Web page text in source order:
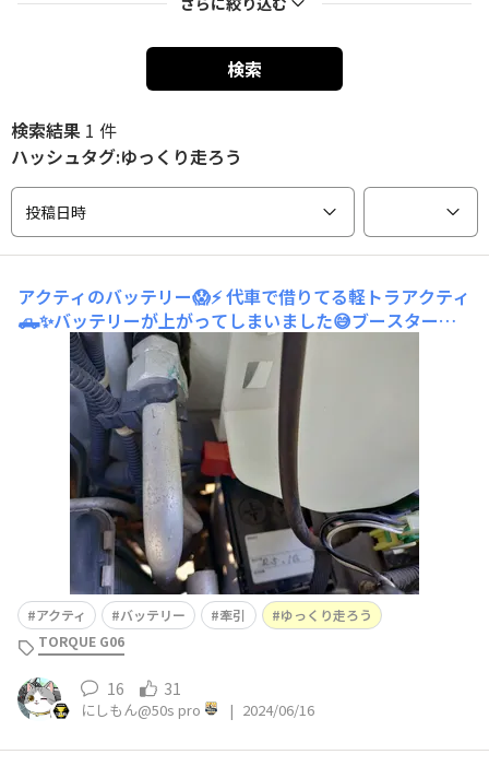
検索
検索結果 1 件
ハッシュタグ:ゆっくり走ろう
投稿日時
アクティのバッテリー😱⚡代車で借りてる軽トラアクティ
🛻✨バッテリーが上がってしまいました😅ブースターケ
ーブル繋げようとバッテリーを探しましたが見当たらない
💧色々探したら有りました❗フロントバンパーの奥😱💦ウ
ォッシャータンクの下です😱💦手が入らないのでネット
で調べたらタンクを外すとありました😱💦いいのかH◯N
DA❗❓まぁもう
アクティ バッテリー 牽引
ゆっくり走ろう
TORQUE G06
16 31
にしもん@50s pro | 2024/06/16